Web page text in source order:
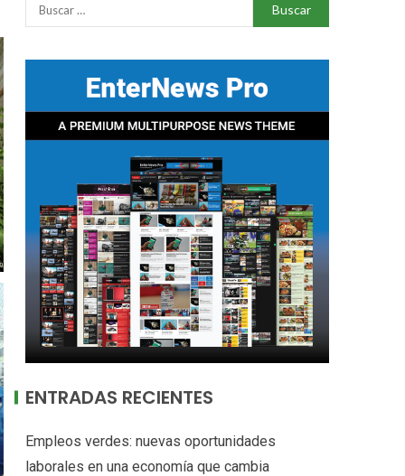
ENTRADAS RECIENTES
Empleos verdes: nuevas oportunidades
laborales en una economía que cambia